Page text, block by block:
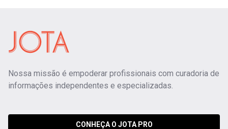
Nossa missão é empoderar profissionais com curadoria de
informações independentes e especializadas.
CONHEÇA O JOTA PRO